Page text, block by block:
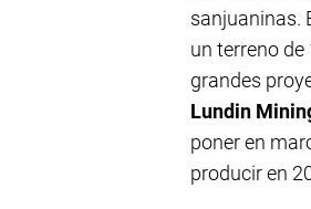
sanjuaninas.
un terreno
grandes
Lundin
poner en
producir en